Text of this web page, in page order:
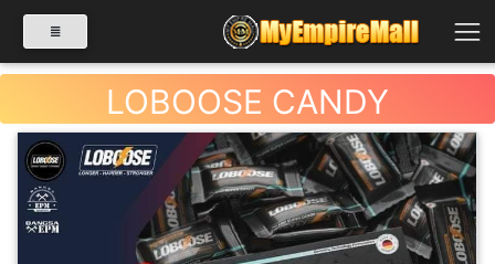
LOBOOSE CANDY
SELECT CATEGORY
PRODUK(0)